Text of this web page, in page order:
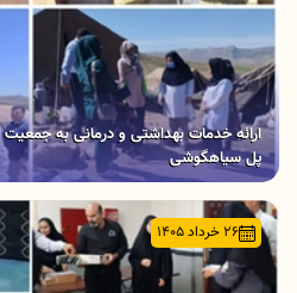
ارائه خدمات بهداشتی و درمانی به جمعیت
پل سیاهگوشی
26 خرداد 1405